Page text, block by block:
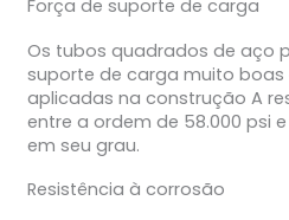
Força de suporte de carga
Os tubos quadrados de aço
suporte de carga muito
aplicadas na construção A
entre a ordem de 58.000 psi
em seu grau.
Resistência à corrosão